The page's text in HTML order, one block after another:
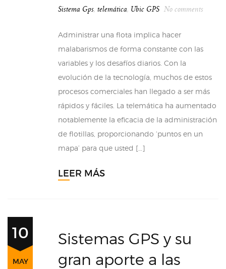
Sistema Gps, telemática, Ubic GPS No comments
Administrar una flota implica hacer
malabarismos de forma constante con las
variables y los desafíos diarios. Con la
evolución de la tecnología, muchos de estos
procesos comerciales han llegado a ser más
rápidos y fáciles. La telemática ha aumentado
notablemente la eficacia de la administración
de flotillas, proporcionando ‘puntos en un
mapa’ para que usted […]
LEER MÁS
10
MAY
Sistemas GPS y su
gran aporte a las